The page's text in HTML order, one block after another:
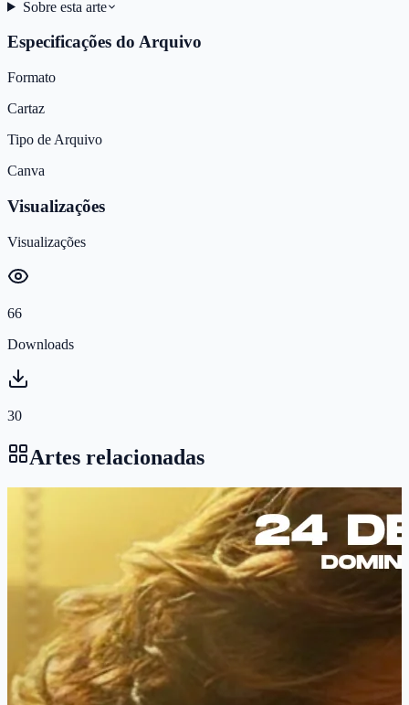
Sobre esta arte
Especificações do Arquivo
Formato
Cartaz
Tipo de Arquivo
Canva
Visualizações
Visualizações
66
Downloads
30
Artes relacionadas